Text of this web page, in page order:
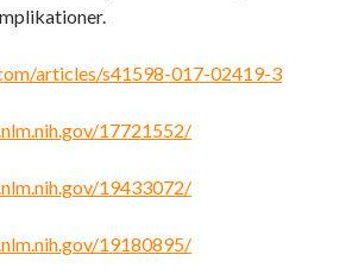
articles/s41598-017-02419-3
17721552/
19433072/
19180895/